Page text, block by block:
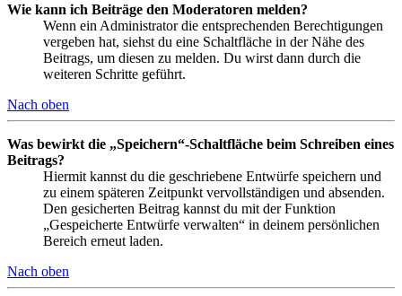
Wie kann ich Beiträge den Moderatoren melden?
Wenn ein Administrator die entsprechenden Berechtigungen
vergeben hat, siehst du eine Schaltfläche in der Nähe des
Beitrags, um diesen zu melden. Du wirst dann durch die
weiteren Schritte geführt.
Nach oben
Was bewirkt die „Speichern“-Schaltfläche beim Schreiben eines
Beitrags?
Hiermit kannst du die geschriebene Entwürfe speichern und
zu einem späteren Zeitpunkt vervollständigen und absenden.
Den gesicherten Beitrag kannst du mit der Funktion
„Gespeicherte Entwürfe verwalten“ in deinem persönlichen
Bereich erneut laden.
Nach oben